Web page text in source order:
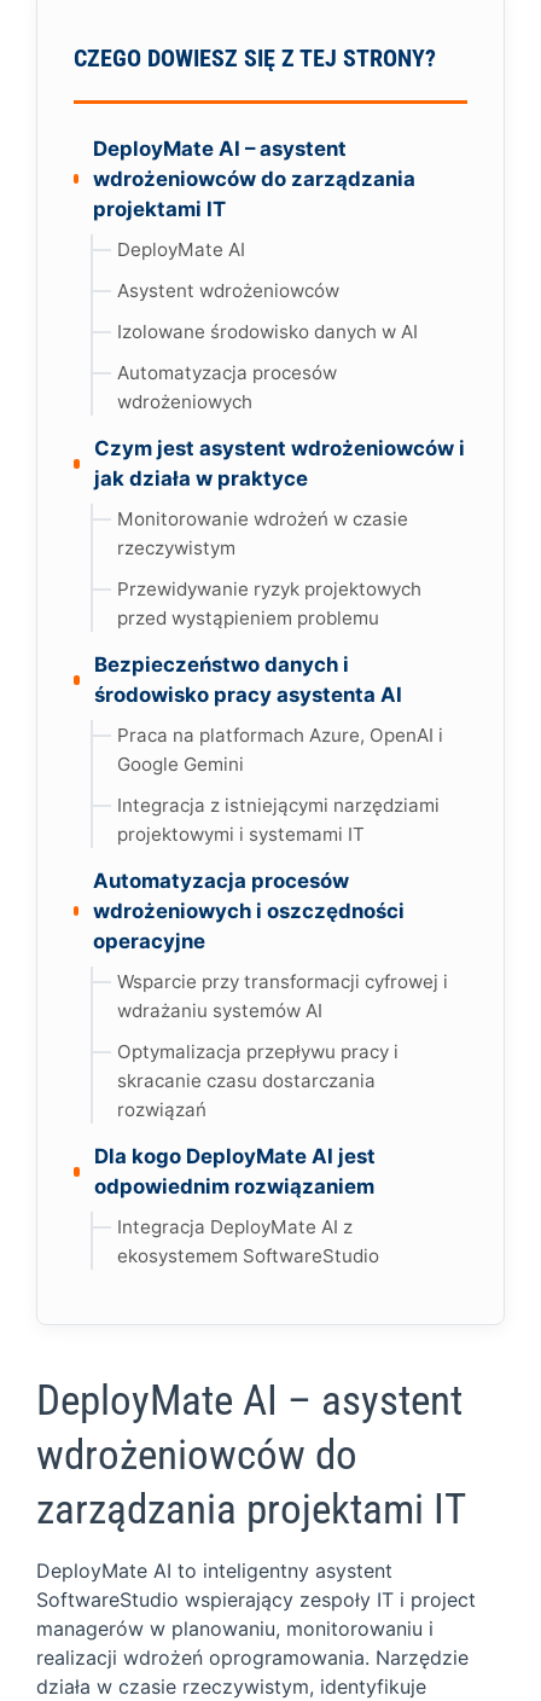
CZEGO DOWIESZ SIĘ Z TEJ STRONY?
DeployMate AI – asystent
wdrożeniowców do zarządzania
projektami IT
DeployMate AI
Asystent wdrożeniowców
Izolowane środowisko danych w AI
Automatyzacja procesów
wdrożeniowych
Czym jest asystent wdrożeniowców i
jak działa w praktyce
Monitorowanie wdrożeń w czasie
rzeczywistym
Przewidywanie ryzyk projektowych
przed wystąpieniem problemu
Bezpieczeństwo danych i
środowisko pracy asystenta AI
Praca na platformach Azure, OpenAI i
Google Gemini
Integracja z istniejącymi narzędziami
projektowymi i systemami IT
Automatyzacja procesów
wdrożeniowych i oszczędności
operacyjne
Wsparcie przy transformacji cyfrowej i
wdrażaniu systemów AI
Optymalizacja przepływu pracy i
skracanie czasu dostarczania
rozwiązań
Dla kogo DeployMate AI jest
odpowiednim rozwiązaniem
Integracja DeployMate AI z
ekosystemem SoftwareStudio
DeployMate AI – asystent
wdrożeniowców do
zarządzania projektami IT
DeployMate AI to inteligentny asystent
SoftwareStudio wspierający zespoły IT i project
managerów w planowaniu, monitorowaniu i
realizacji wdrożeń oprogramowania. Narzędzie
działa w czasie rzeczywistym, identyfikuje